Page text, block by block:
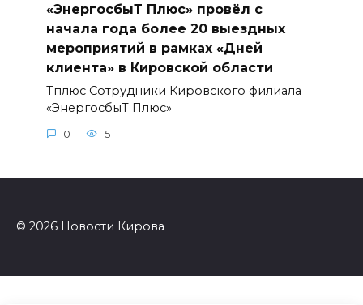
«ЭнергосбыТ Плюс» провёл с
начала года более 20 выездных
мероприятий в рамках «Дней
клиента» в Кировской области
Тплюс Сотрудники Кировского филиала
«ЭнергосбыТ Плюс»
0 5
© 2026 Новости Кирова